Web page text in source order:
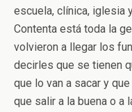
escuela, clínica, iglesia
Contenta está toda la
volvieron a llegar los
decirles que se tienen
que lo van a sacar y
que salir a la buena o a